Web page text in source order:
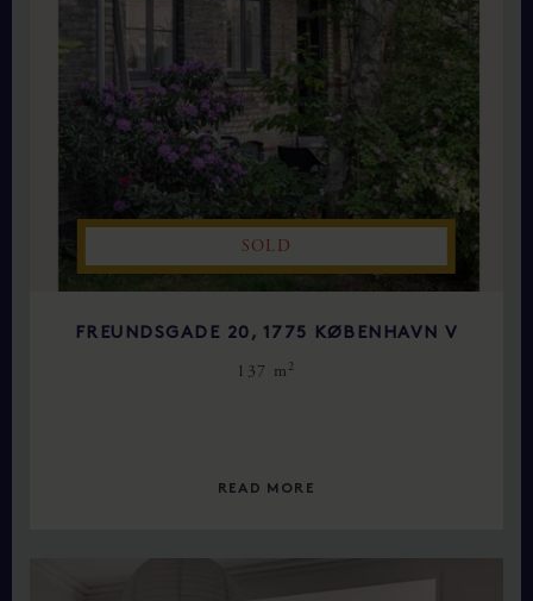
SOLD
FREUNDSGADE 20, 1775 KØBENHAVN V
137 m 2
READ MORE